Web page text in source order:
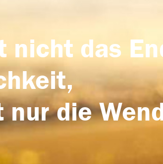
nicht das
nur die